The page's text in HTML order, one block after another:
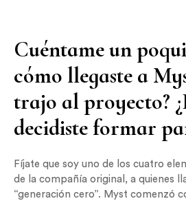
Cuéntame un
cómo llegaste a
trajo al proyecto?
decidiste formar
Fíjate que soy uno de los cuatro
de la compañía original, a quienes
“generación cero”. Myst comenzó